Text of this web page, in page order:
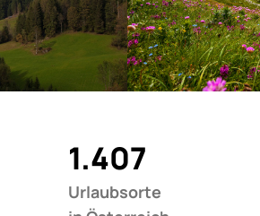
1.407
Urlaubsorte